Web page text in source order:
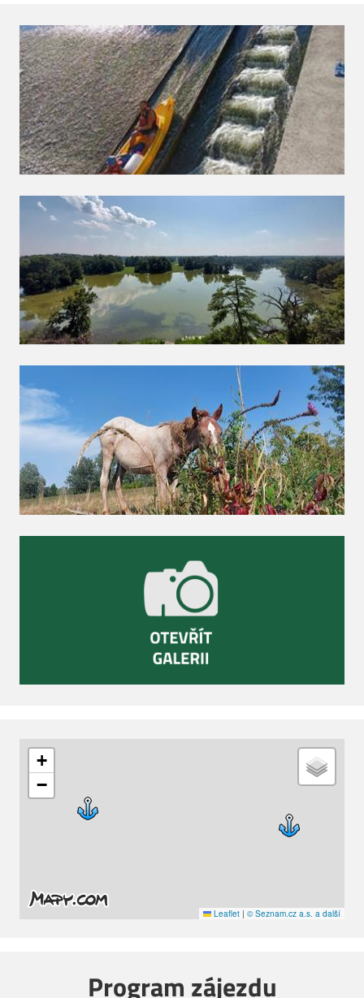
+
−
Leaflet | © Seznam.cz a.s. a další
Program zájezdu